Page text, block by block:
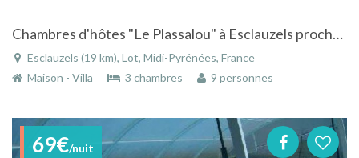
Chambres d'hôtes "Le Plassalou" à Esclauzels proche de St Cirq Lapopie
Esclauzels (19 km), Lot, Midi-Pyrénées, France
Maison - Villa
3 chambres 9 personnes
69€/nuit